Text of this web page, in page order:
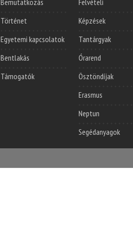
Bemutatkozás
Történet
Egyetemi kapcsolatok
Bentlakás
Támogatók
Felvételi
Képzések
Tantárgyak
Órarend
Ösztöndíjak
Erasmus
Neptun
Segédanyagok